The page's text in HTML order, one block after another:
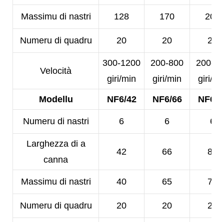
Massimu di nastri 128 170 200
Numeru di quadru 20 20 20
Velocità
300-1200
giri/min
200-800
giri/min
200-
giri/
Modellu NF6/42 NF6/66 NF6/
Numeru di nastri 6 6 6
Larghezza di a
canna
42 66 80
Massimu di nastri 40 65 78
Numeru di quadru 20 20 20